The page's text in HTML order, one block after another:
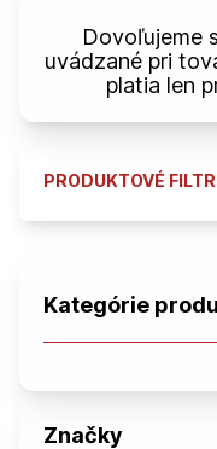
Dovoľujeme
uvádzané pri
platia len
PRODUKTOVÉ
Kategórie
Značky